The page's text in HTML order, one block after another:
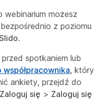
webinarium możesz
z poziomu
.
spotkaniem lub
, który
ankiety, przejdź do
Zaloguj się > Zaloguj się